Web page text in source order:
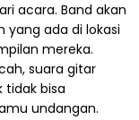
acara. Band akan
ada di lokasi
mereka.
suara gitar
tidak bisa
undangan.